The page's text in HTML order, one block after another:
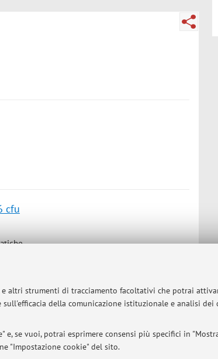
altri strumenti di tracciamento facoltativi che potrai
della comunicazione istituzionale e analisi
se vuoi, potrai esprimere consensi più specifici in
"Impostazione cookie" del sito.
cfu
- 40126 Bologna - Partita IVA: 01131710376